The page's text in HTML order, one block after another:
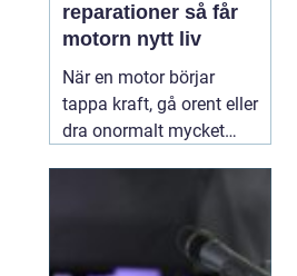
reparationer så får
motorn nytt liv
När en motor börjar
tappa kraft, gå orent eller
dra onormalt mycket
gör att motorn inte
längre arbetar tätt och